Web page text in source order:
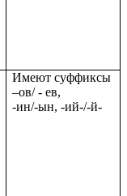
Имеют суффиксы
–ов/ - ев,
-ин/-ын, -ий-/-й-